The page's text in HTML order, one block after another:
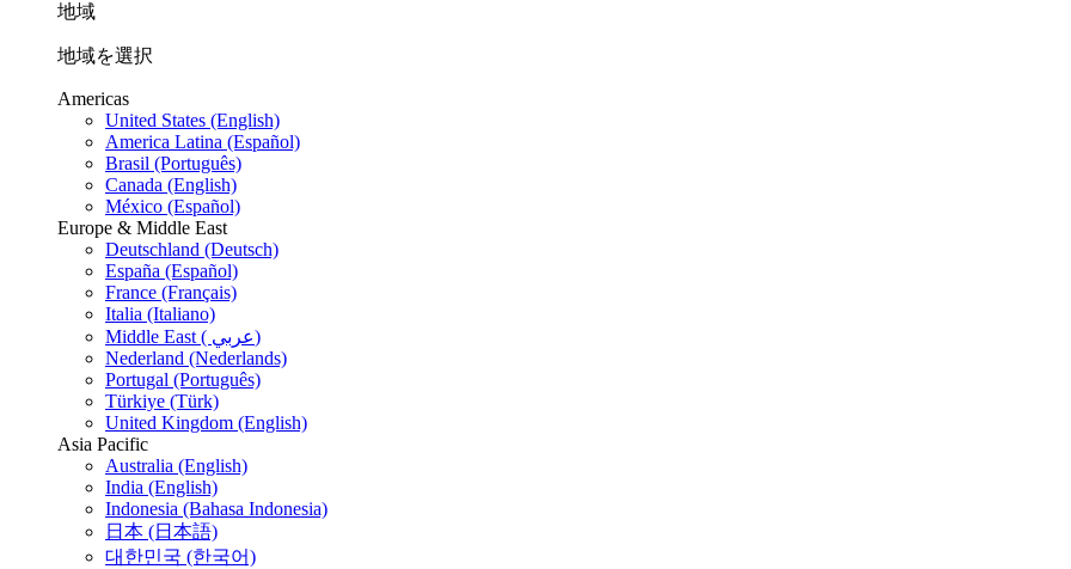
地域
地域を選択
Americas
United States (English)
America Latina (Español)
Brasil (Português)
Canada (English)
México (Español)
Europe & Middle East
Deutschland (Deutsch)
España (Español)
France (Français)
Italia (Italiano)
Middle East ( عربي)
Nederland (Nederlands)
Portugal (Português)
Türkiye (Türk)
United Kingdom (English)
Asia Pacific
Australia (English)
India (English)
Indonesia (Bahasa Indonesia)
日本 (日本語)
대한민국 (한국어)